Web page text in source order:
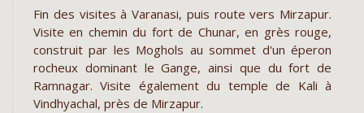
Fin des visites à Varanasi, puis route vers Mirzapur.
Visite en chemin du fort de Chunar, en grès rouge,
construit par les Moghols au sommet d'un éperon
rocheux dominant le Gange, ainsi que du fort de
Ramnagar. Visite également du temple de Kali à
Vindhyachal, près de Mirzapur.